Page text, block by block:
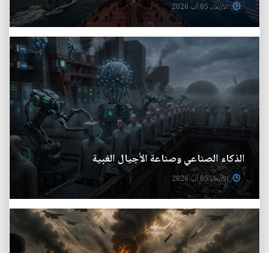
الأربعاء 05 آب 2026
الذكاء الصناعي وصناعة الأجيال الغبية
الأربعاء 05 آب 2026